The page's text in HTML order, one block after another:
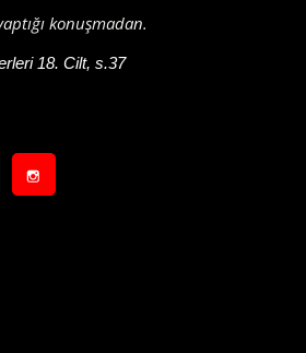
konuşmadan.
18. Cilt, s.37